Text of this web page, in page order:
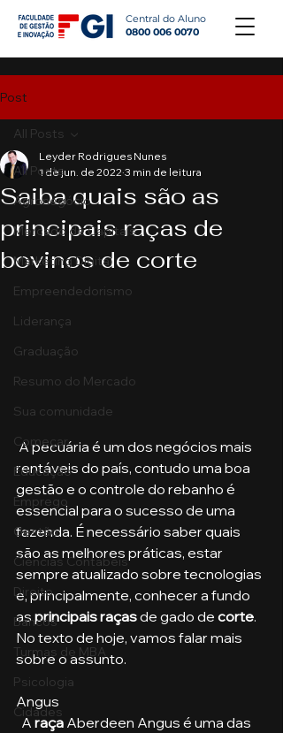
Central do Aluno
0800 006 0070
Post
All Posts
Agronegócio
Mercado de Capitais
Marketing Digital
Empreendedorismo
Liderança
Graduação
Resumo do Mercado
Sua comunidade
Começar
Educação
Emprego
Gestão
Ciências Contábeis
Direito
Bancos
Turmas de MBA
Psicologia
Cidades
All Posts
Saiba quais são as
principais raças de
bovinos de corte
Leyder Rodrigues Nunes
1 de jun. de 2022 3 min de leitura
A pecuária é um dos negócios mais
rentáveis do país, contudo uma boa
gestão e o controle do rebanho é
essencial para o sucesso de uma
fazenda. É necessário saber quais
são as melhores práticas, estar
sempre atualizado sobre tecnologias
e, principalmente, conhecer a fundo
as principais raças de gado de corte.
No texto de hoje, vamos falar mais
sobre o assunto.
Angus
  A
raça Aberdeen Angus é uma das